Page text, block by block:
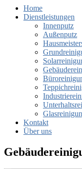
Ajan
Außenputz,
Gebäudereinigung
Home
Dienstleistungen
Innenputz
Außenputz
Kontakt
Über uns